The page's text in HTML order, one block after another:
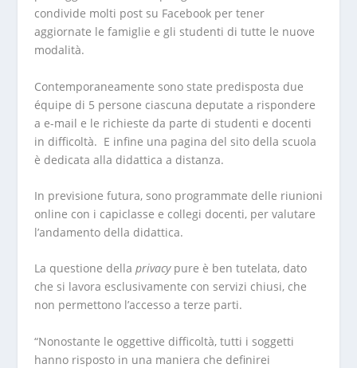
condivide molti post su Facebook per tener
aggiornate le famiglie e gli studenti di tutte le nuove
modalità.
Contemporaneamente sono state predisposta due
équipe di 5 persone ciascuna deputate a rispondere
a e-mail e le richieste da parte di studenti e docenti
in difficoltà. E infine una pagina del sito della scuola
è dedicata alla didattica a distanza.
In previsione futura, sono programmate delle riunioni
online con i capiclasse e collegi docenti, per valutare
l’andamento della didattica.
La questione della privacypure è ben tutelata, dato
che si lavora esclusivamente con servizi chiusi, che
non permettono l’accesso a terze parti.
“Nonostante le oggettive difficoltà, tutti i soggetti
hanno risposto in una maniera che definirei